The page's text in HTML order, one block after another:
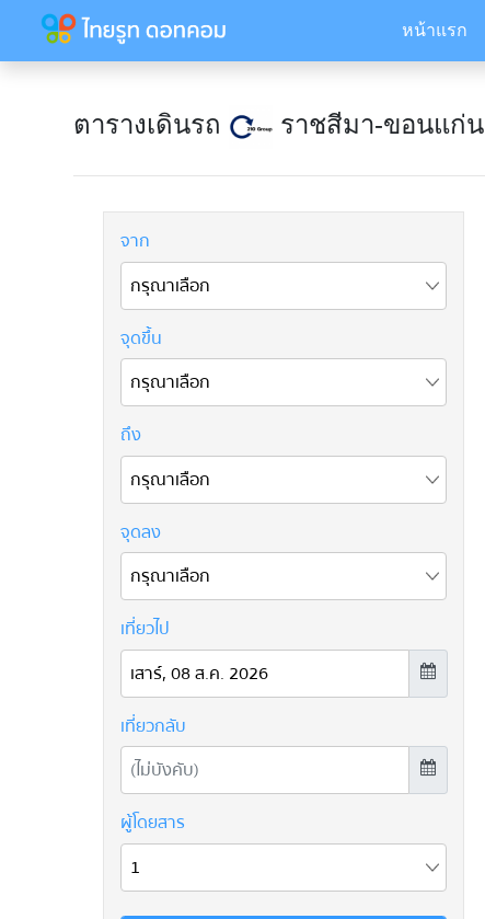
หน้าแรก
ตารางเดินรถ ราชสีมา-ขอนแก่น